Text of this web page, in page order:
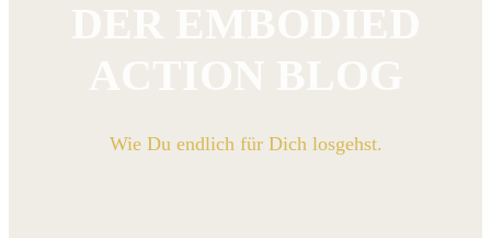
Wie Du endlich für Dich losgehst.